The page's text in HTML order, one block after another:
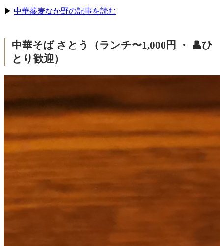
▶ 中華蕎麦なか野の記事を読む
中華そば さとう（ランチ〜1,000円 ・ 👤ひ
とり歓迎）